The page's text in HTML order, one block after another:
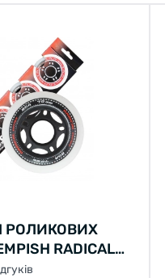
РОЛИКОВИХ
RADICAL
SET (4 PCS)